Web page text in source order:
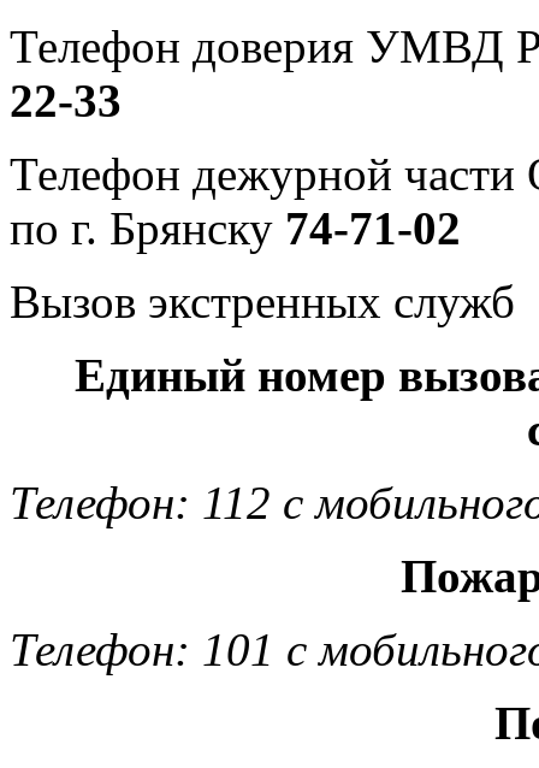
Телефон доверия УМВД
22-33
Телефон дежурной
по г. Брянску 74-71-02
Вызов экстренных служб
Единый номер
Телефон: 112 с
Телефон: 101 с